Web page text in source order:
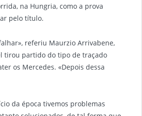
na Hungria, como a prova
pelo título.
referiu Maurzio Arrivabene,
tirou partido do tipo de traçado
os Mercedes. «Depois dessa
da época tivemos problemas